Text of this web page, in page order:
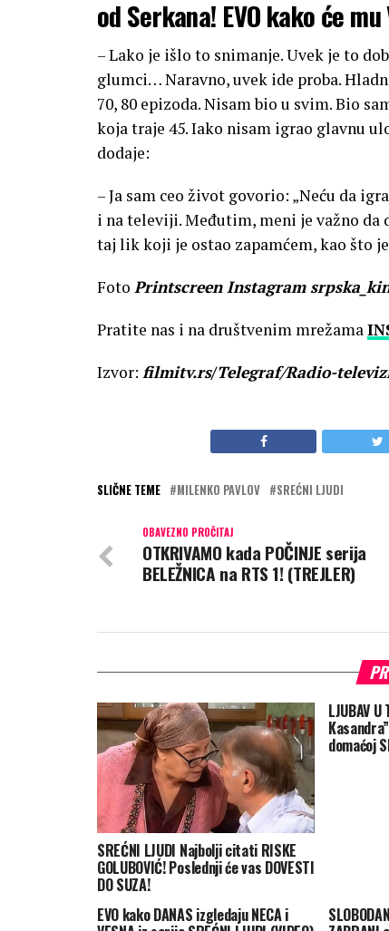
od Serkana! EVO kako će mu
– Lako je išlo to snimanje. Uvek je to
glumci… Naravno, uvek ide proba.
70, 80 epizoda. Nisam bio u svim. Bio
koja traje 45. Iako nisam igrao glavnu
dodaje:
– Ja sam ceo život govorio: „Neću da
i na televiji. Međutim, meni je važno da
taj lik koji je ostao zapamćem, kao što
Foto Printscreen Instagram
Pratite nas i na društvenim mrežama
Izvor: filmitv.rs/Telegraf/Radio-
SLIČNE TEME MILENKO PAVLOV SREĆNI LJUDI
OBAVEZNO PROČITAJ
OTKRIVAMO kada POČINJE serija
BELEŽNICA na RTS 1! (TREJLER)
SREĆNI LJUDI Najbolji citati RISKE
GOLUBOVIĆ! Poslednji će vas DOVESTI
DO SUZA!
LJUBAV
domaćoj
EVO kako DANAS izgledaju NECA i